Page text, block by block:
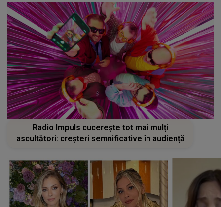
Radio Impuls cucerește tot mai mulți
ascultători: creșteri semnificative în audiență